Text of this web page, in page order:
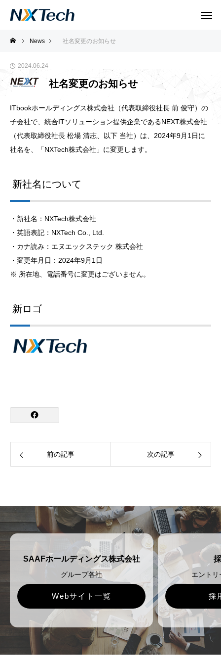
News 社名変更のお知らせ
2024.06.24
社名変更のお知らせ
ITbookホールディングス株式会社（代表取締役社長 前 俊守）の
子会社で、統合ITソリューション提供企業であるNEXT株式会社
（代表取締役社長 松場 清志、以下 当社）は、2024年9月1日に
社名を、「NXTech株式会社」に変更します。
新社名について
・新社名：NXTech株式会社
・英語表記：NXTech Co., Ltd.
・カナ読み：エヌエックステック 株式会社
・変更年月日：2024年9月1日
※ 所在地、電話番号に変更はございません。
新ロゴ
前の記事 次の記事
SAAFホールディングス株式会社
グループ各社
Webサイト一覧
エント
採